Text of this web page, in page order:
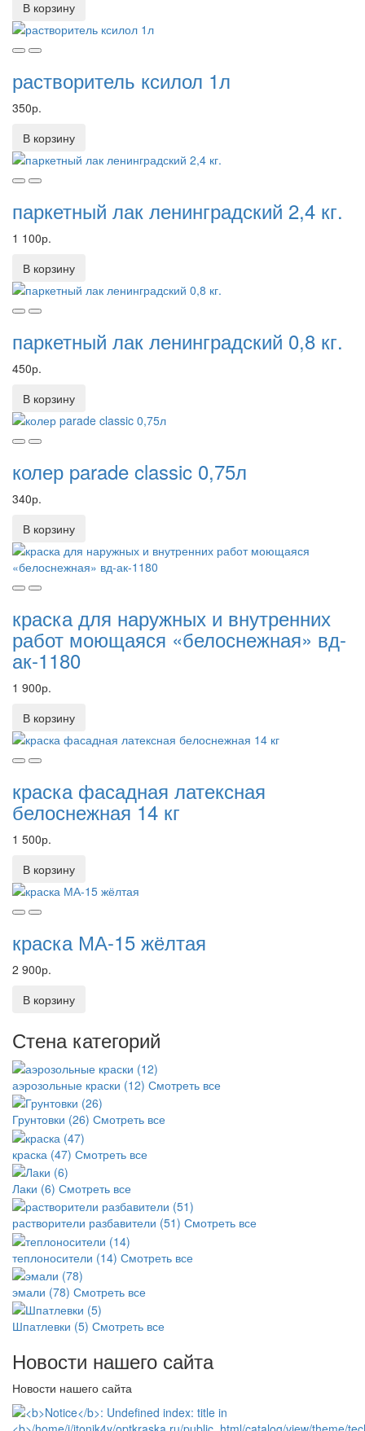
В корзину
растворитель ксилол 1л
350р.
В корзину
паркетный лак ленинградский 2,4 кг.
1 100р.
В корзину
паркетный лак ленинградский 0,8 кг.
450р.
В корзину
колер parade classic 0,75л
340р.
В корзину
краска для наружных и внутренних
работ моющаяся «белоснежная» вд-
ак-1180
1 900р.
В корзину
краска фасадная латексная
белоснежная 14 кг
1 500р.
В корзину
краска МА-15 жёлтая
2 900р.
В корзину
Стена категорий
аэрозольные краски (12) Смотреть все
Грунтовки (26) Смотреть все
краска (47) Смотреть все
Лаки (6) Смотреть все
растворители разбавители (51) Смотреть все
теплоносители (14) Смотреть все
эмали (78) Смотреть все
Шпатлевки (5) Смотреть все
Новости нашего сайта
Новости нашего сайта